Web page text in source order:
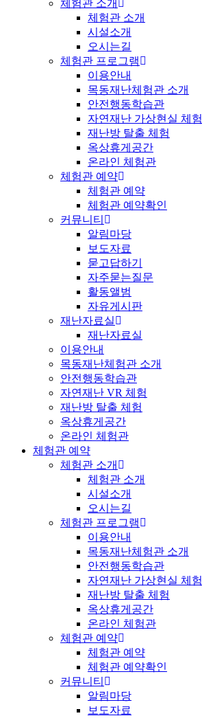
체험관 소개
체험관 소개
시설소개
오시는길
체험관 프로그램
이용안내
목동재난체험관 소개
안전행동학습관
자연재난 가상현실 체험
재난방 탈출 체험
옥상휴게공간
온라인 체험관
체험관 예약
체험관 예약
체험관 예약확인
커뮤니티
알림마당
보도자료
묻고답하기
자주묻는질문
활동앨범
자유게시판
재난자료실
재난자료실
이용안내
목동재난체험관 소개
안전행동학습관
자연재난 VR 체험
재난방 탈출 체험
옥상휴게공간
온라인 체험관
체험관 예약
체험관 소개
체험관 소개
시설소개
오시는길
체험관 프로그램
이용안내
목동재난체험관 소개
안전행동학습관
자연재난 가상현실 체험
재난방 탈출 체험
옥상휴게공간
온라인 체험관
체험관 예약
체험관 예약
체험관 예약확인
커뮤니티
알림마당
보도자료